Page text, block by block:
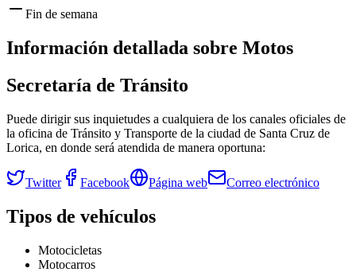
Fin de semana
Información detallada sobre Motos
Secretaría de Tránsito
Puede dirigir sus inquietudes a cualquiera de los canales oficiales de
la oficina de Tránsito y Transporte de la ciudad de Santa Cruz de
Lorica, en donde será atendida de manera oportuna:
Twitter Facebook Página web Correo electrónico
Tipos de vehículos
Motocicletas
Motocarros